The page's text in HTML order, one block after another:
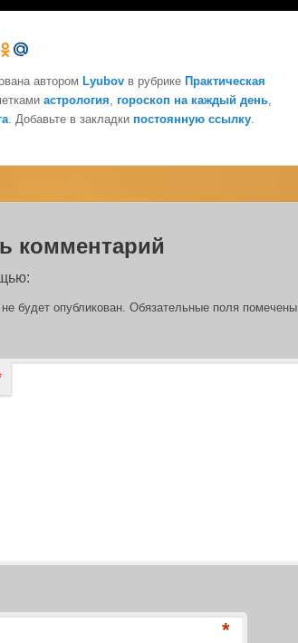
автором Lyubov в рубрике Практическая
астрология, гороскоп на каждый день,
. Добавьте в закладки постоянную ссылку.
комментарий
будет опубликован. Обязательные поля помечены
*